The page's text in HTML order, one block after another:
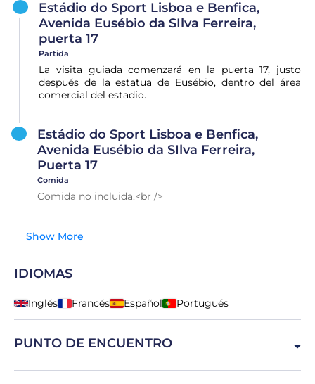
Estádio do Sport Lisboa e Benfica,
Avenida Eusébio da SIlva Ferreira,
puerta 17
Partida
La visita guiada comenzará en la puerta 17, justo
después de la estatua de Eusébio, dentro del área
comercial del estadio.
Estádio do Sport Lisboa e Benfica,
Avenida Eusébio da SIlva Ferreira,
Puerta 17
Comida
Comida no incluida.<br />
Show More
IDIOMAS
Inglés Francés Español Portugués
PUNTO DE ENCUENTRO